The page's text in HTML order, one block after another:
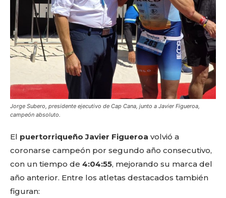
Jorge Subero, presidente ejecutivo de Cap Cana, junto a Javier Figueroa,
campeón absoluto.
El puertorriqueño Javier Figueroa volvió a
coronarse campeón por segundo año consecutivo,
con un tiempo de 4:04:55, mejorando su marca del
año anterior. Entre los atletas destacados también
figuran: